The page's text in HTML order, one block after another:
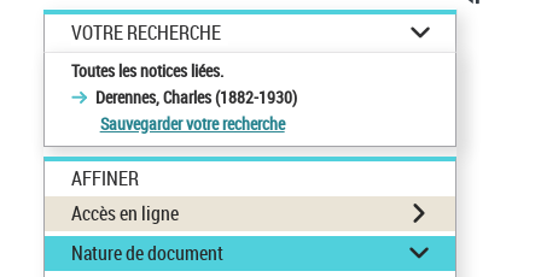
VOTRE RECHERCHE
Toutes les notices liées.
Derennes, Charles (1882-1930)
Sauvegarder votre recherche
AFFINER
Accès en ligne
Nature de document